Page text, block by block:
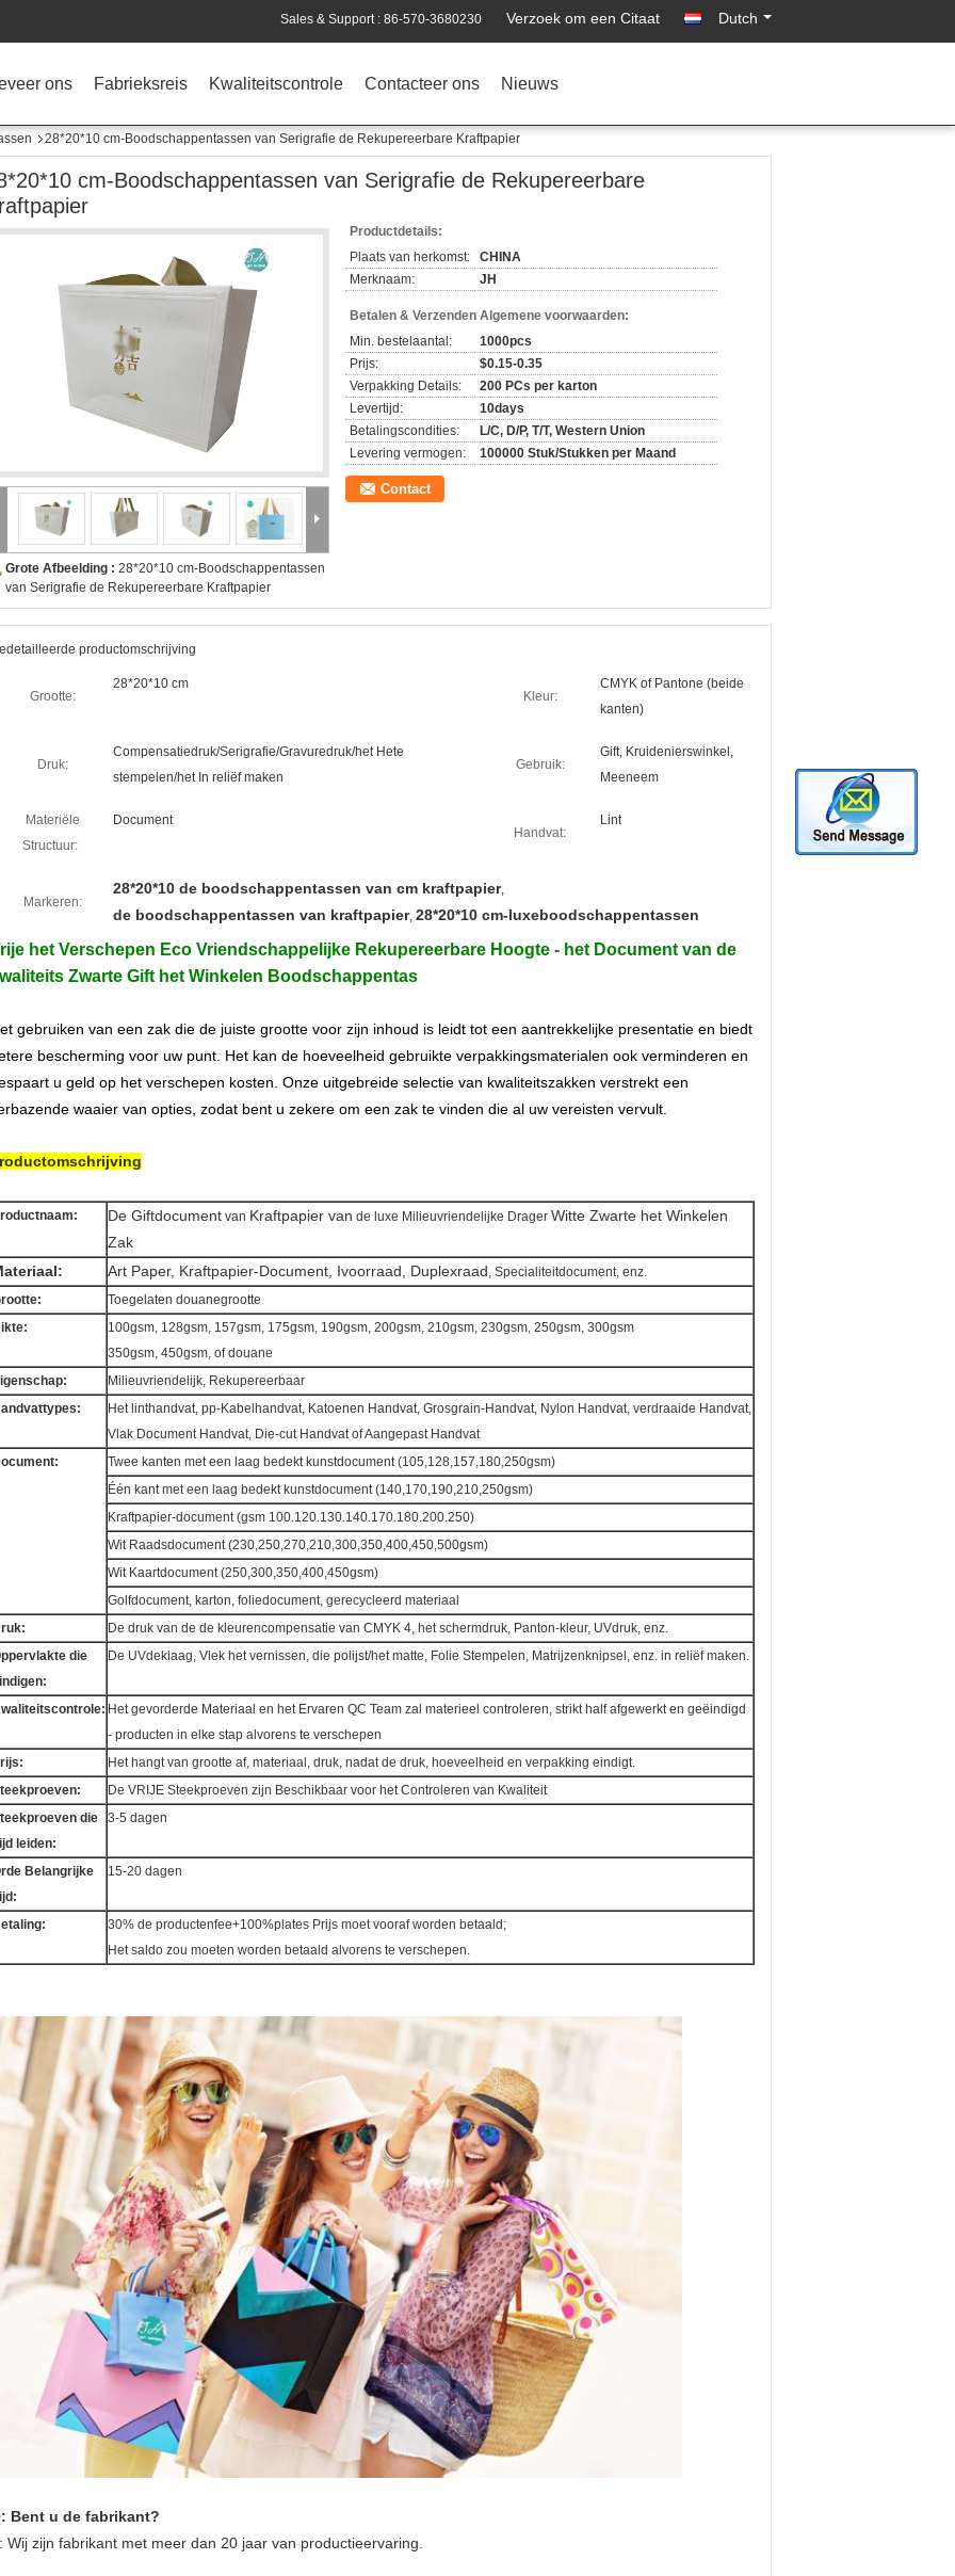
Sales & Support : 86-570-3680230 Verzoek om een Citaat Dutch
ons Fabrieksreis Kwaliteitscontrole Contacteer ons Nieuws
28*20*10 cm-Boodschappentassen van Serigrafie de Rekupereerbare Kraftpapier
cm-Boodschappentassen van Serigrafie de Rekupereerbare
Grote Afbeelding : 28*20*10 cm-Boodschappentassen
van Serigrafie de Rekupereerbare Kraftpapier
Productdetails:
Plaats van herkomst:
CHINA
Merknaam:
JH
Betalen & Verzenden Algemene voorwaarden:
Min. bestelaantal:
1000pcs
Prijs:
$0.15-0.35
Verpakking Details:
200 PCs per karton
Levertijd:
10days
Betalingscondities:
L/C, D/P, T/T, Western Union
Levering vermogen:
100000 Stuk/Stukken per Maand
Contact
productomschrijving
Grootte:
28*20*10 cm
Kleur:
CMYK of Pantone (beide
kanten)
Druk:
Compensatiedruk/Serigrafie/Gravuredruk/het Hete
stempelen/het In reliëf maken
Gebruik:
Gift, Kruidenierswinkel,
Meeneem
Materiële
Structuur:
Document
Handvat:
Lint
Markeren:
28*20*10 de boodschappentassen van cm kraftpapier,
de boodschappentassen van kraftpapier, 28*20*10 cm-luxeboodschappentassen
het Verschepen Eco Vriendschappelijke Rekupereerbare Hoogte - het Document van de
Zwarte Gift het Winkelen Boodschappentas
gebruiken van een zak die de juiste grootte voor zijn inhoud is leidt tot een aantrekkelijke presentatie en biedt
bescherming voor uw punt. Het kan de hoeveelheid gebruikte verpakkingsmaterialen ook verminderen en
u geld op het verschepen kosten. Onze uitgebreide selectie van kwaliteitszakken verstrekt een
waaier van opties, zodat bent u zekere om een zak te vinden die al uw vereisten vervult.
De Giftdocument van Kraftpapier van de luxe Milieuvriendelijke Drager Witte Zwarte het Winkelen
Zak
Art Paper, Kraftpapier-Document, Ivoorraad, Duplexraad, Specialiteitdocument, enz.
Toegelaten douanegrootte
100gsm, 128gsm, 157gsm, 175gsm, 190gsm, 200gsm, 210gsm, 230gsm, 250gsm, 300gsm
350gsm, 450gsm, of douane
Milieuvriendelijk, Rekupereerbaar
Het linthandvat, pp-Kabelhandvat, Katoenen Handvat, Grosgrain-Handvat, Nylon Handvat, verdraaide Handvat,
Vlak Document Handvat, Die-cut Handvat of Aangepast Handvat
Twee kanten met een laag bedekt kunstdocument (105,128,157,180,250gsm)
Één kant met een laag bedekt kunstdocument (140,170,190,210,250gsm)
Kraftpapier-document (gsm 100.120.130.140.170.180.200.250)
Wit Raadsdocument (230,250,270,210,300,350,400,450,500gsm)
Wit Kaartdocument (250,300,350,400,450gsm)
Golfdocument, karton, foliedocument, gerecycleerd materiaal
De druk van de de kleurencompensatie van CMYK 4, het schermdruk, Panton-kleur, UVdruk, enz.
die
De UVdeklaag, Vlek het vernissen, die polijst/het matte, Folie Stempelen, Matrijzenknipsel, enz. in reliëf maken.
Het gevorderde Materiaal en het Ervaren QC Team zal materieel controleren, strikt half afgewerkt en geëindigd
- producten in elke stap alvorens te verschepen
Het hangt van grootte af, materiaal, druk, nadat de druk, hoeveelheid en verpakking eindigt.
De VRIJE Steekproeven zijn Beschikbaar voor het Controleren van Kwaliteit
die
leiden:
3-5 dagen
Belangrijke
15-20 dagen
30% de productenfee+100%plates Prijs moet vooraf worden betaald;
Het saldo zou moeten worden betaald alvorens te verschepen.
Bent u de fabrikant?
Wij zijn fabrikant met meer dan 20 jaar van productieervaring.